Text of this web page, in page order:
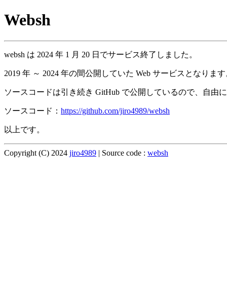
Websh
websh は 2024 年 1 月 20 日でサービス終了しました。
2019 年 ～ 2024 年の間公開していた Web サービスとなりま
ソースコードは引き続き GitHub で公開しているので、自由
ソースコード： https://github.com/jiro4989/websh
以上です。
Copyright (C) 2024 jiro4989 | Source code : websh